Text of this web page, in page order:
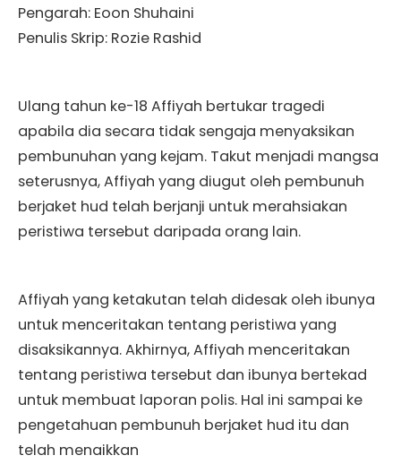
Pengarah: Eoon Shuhaini
Penulis Skrip: Rozie Rashid
Ulang tahun ke-18 Affiyah bertukar tragedi
apabila dia secara tidak sengaja menyaksikan
pembunuhan yang kejam. Takut menjadi mangsa
seterusnya, Affiyah yang diugut oleh pembunuh
berjaket hud telah berjanji untuk merahsiakan
peristiwa tersebut daripada orang lain.
Affiyah yang ketakutan telah didesak oleh ibunya
untuk menceritakan tentang peristiwa yang
disaksikannya. Akhirnya, Affiyah menceritakan
tentang peristiwa tersebut dan ibunya bertekad
untuk membuat laporan polis. Hal ini sampai ke
pengetahuan pembunuh berjaket hud itu dan
telah menaikkan